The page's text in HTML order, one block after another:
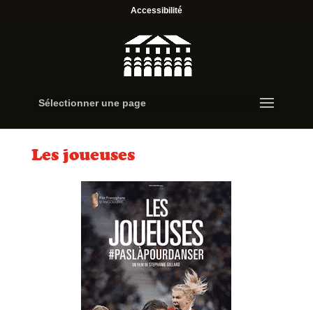
Accessibilité
Sélectionner une page
Les joueuses